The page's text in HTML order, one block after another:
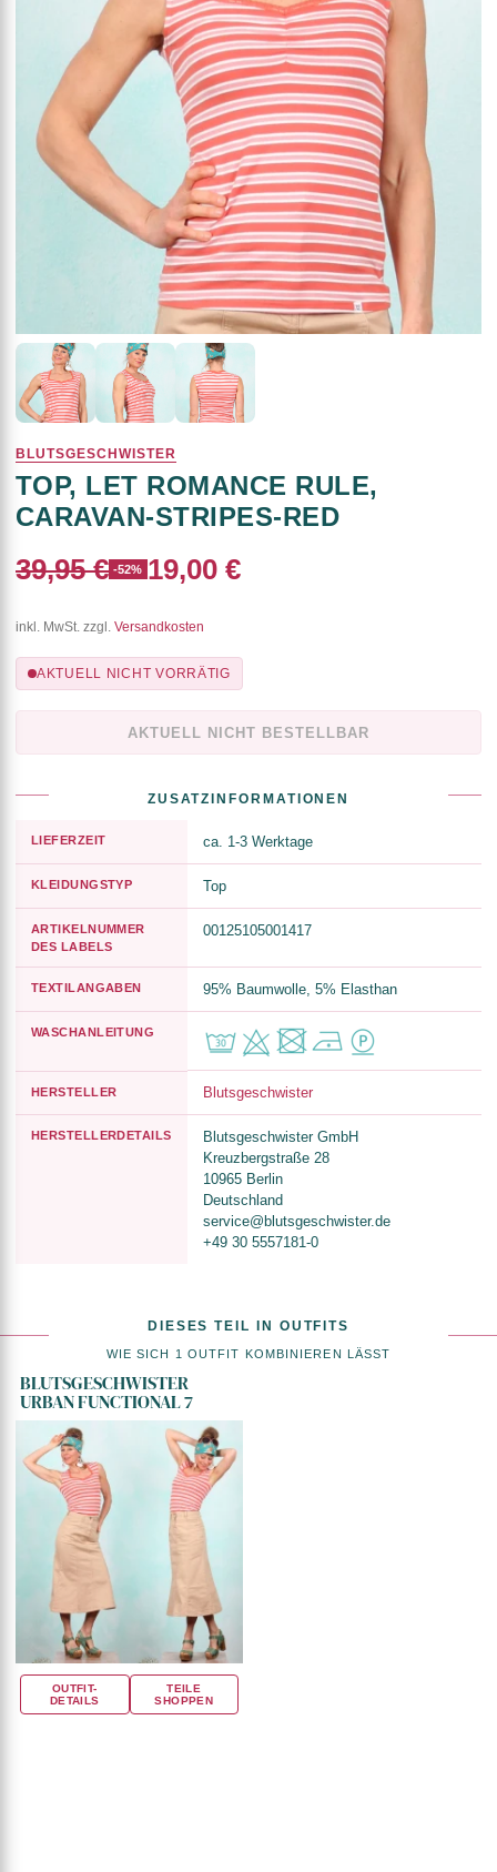
BLUTSGESCHWISTER
TOP, LET ROMANCE RULE,
CARAVAN-STRIPES-RED
39,95 € -52% 19,00 €
inkl. MwSt. zzgl. Versandkosten
AKTUELL NICHT VORRÄTIG
AKTUELL NICHT BESTELLBAR
ZUSATZINFORMATIONEN
LIEFERZEIT ca. 1-3 Werktage
KLEIDUNGSTYP Top
ARTIKELNUMMER
DES LABELS
00125105001417
TEXTILANGABEN 95% Baumwolle, 5% Elasthan
WASCHANLEITUNG
HERSTELLER Blutsgeschwister
HERSTELLERDETAILS
Blutsgeschwister GmbH
Kreuzbergstraße 28
10965 Berlin
Deutschland
service@blutsgeschwister.de
+49 30 5557181-0
DIESES TEIL IN OUTFITS
WIE SICH 1 OUTFIT KOMBINIEREN LÄSST
BLUTSGESCHWISTER
URBAN FUNCTIONAL 7
OUTFIT-
DETAILS
TEILE
SHOPPEN